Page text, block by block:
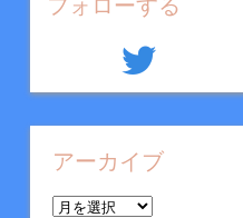
フォローする
twitter
アーカイブ
ア